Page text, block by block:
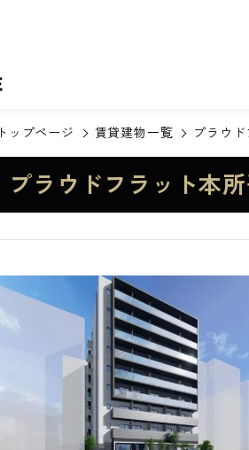
トップページ 賃貸建物一覧 プラウ
プラウドフラット本